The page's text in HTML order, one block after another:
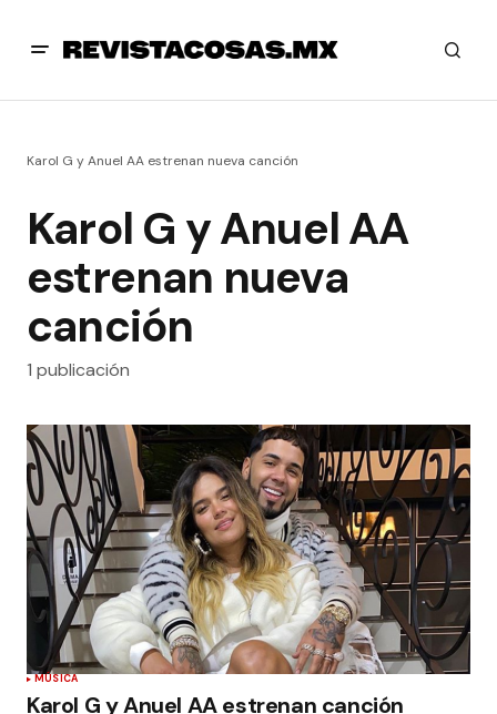
Karol G y Anuel AA estrenan nueva canción
Karol G y Anuel AA
estrenan nueva
canción
1 publicación
MÚSICA
Karol G y Anuel AA estrenan canción